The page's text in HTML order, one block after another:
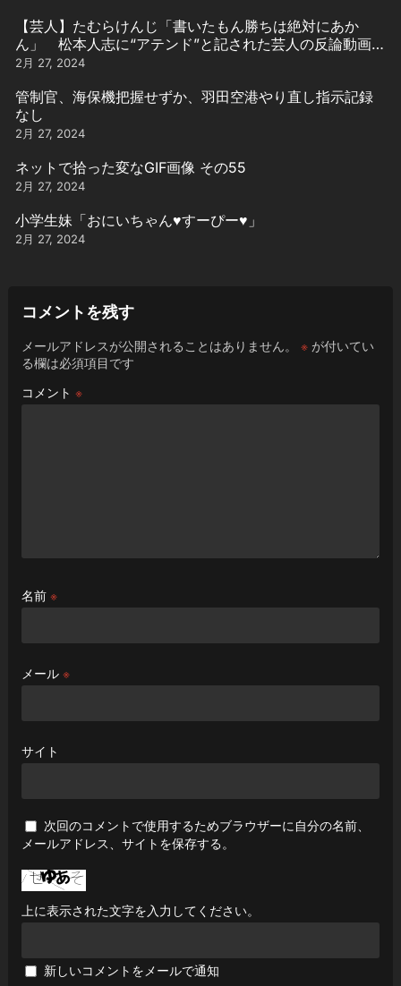
【芸人】たむらけんじ「書いたもん勝ちは絶対にあか
ん」 松本人志に“アテンド”と記された芸人の反論動画引
用
2月 27, 2024
管制官、海保機把握せずか、羽田空港やり直し指示記録
なし
2月 27, 2024
ネットで拾った変なGIF画像 その55
2月 27, 2024
小学生妹「おにいちゃん♥️すーぴー♥️」
2月 27, 2024
コメントを残す
メールアドレスが公開されることはありません。 ※が付いてい
る欄は必須項目です
コメント ※
名前 ※
メール ※
サイト
次回のコメントで使用するためブラウザーに自分の名前、
メールアドレス、サイトを保存する。
上に表示された文字を入力してください。
新しいコメントをメールで通知